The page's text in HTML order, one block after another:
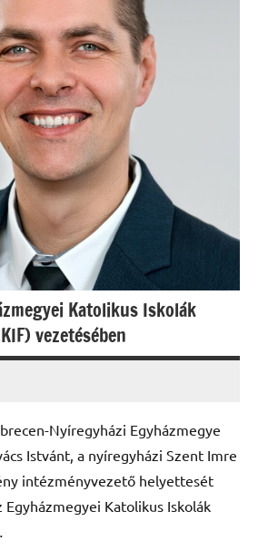
Katolikus Iskolák
vezetésében
Nyíregyházi Egyházmegye
Istvánt, a nyíregyházi Szent Imre
intézményvezető helyettesét
Katolikus Iskolák